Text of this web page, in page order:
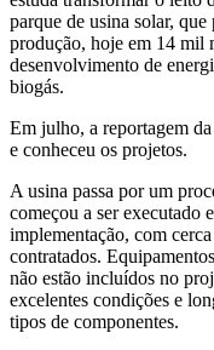
parque de usina solar,
produção, hoje em 14 mil
desenvolvimento de
biogás.
Em julho, a reportagem da
e conheceu os projetos.
A usina passa por um
começou a ser executado
implementação, com
contratados.
não estão incluídos no
excelentes condições e
tipos de componentes.